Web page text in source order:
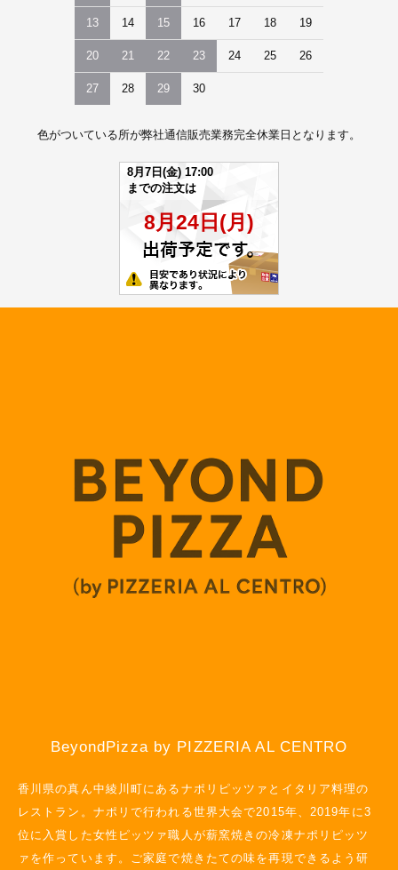
13 14 15 16 17 18 19
20 21 22 23 24 25 26
27 28 29 30
色がついている所が弊社通信販売業務完全休業日となります。
BeyondPizza by PIZZERIA AL CENTRO
香川県の真ん中綾川町にあるナポリピッツァとイタリア料理の
レストラン。ナポリで行われる世界大会で2015年、2019年に3
位に入賞した女性ピッツァ職人が薪窯焼きの冷凍ナポリピッツ
ァを作っています。ご家庭で焼きたての味を再現できるよう研